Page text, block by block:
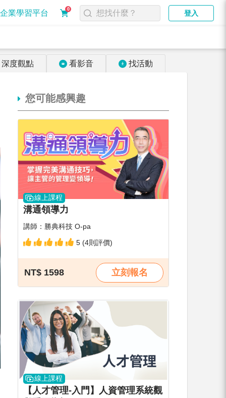
企業學習平台 0
登入
深度觀點 看影音 找活動
您可能感興趣
線上課程
溝通領導力
講師：勝典科技 O-pa
5 (4則評價)
NT$ 1598 立刻報名
線上課程
【人才管理-入門】人資管理系統觀